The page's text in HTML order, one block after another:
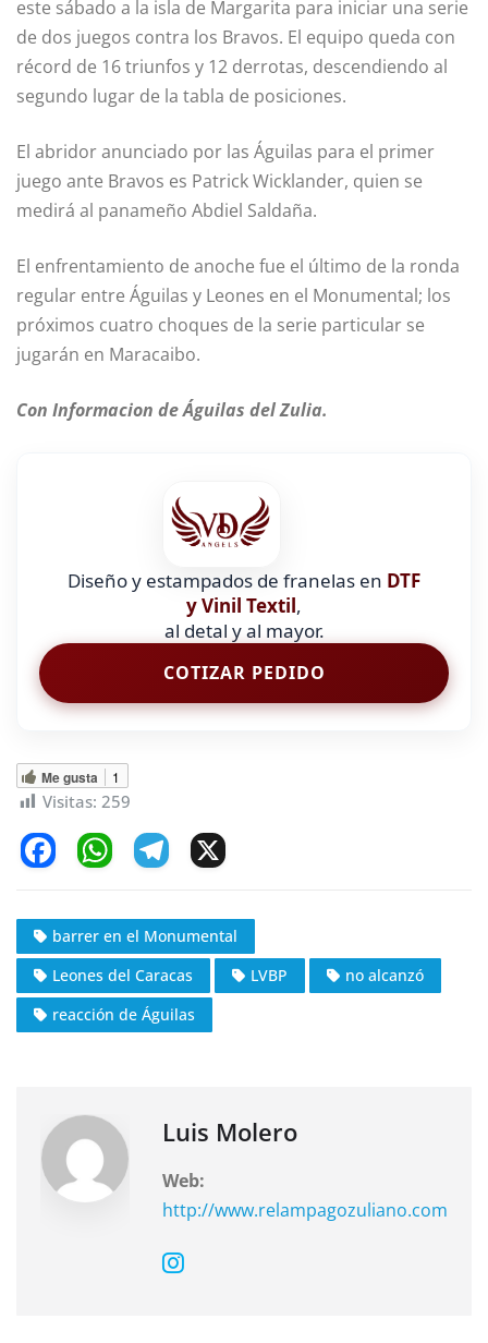
este sábado a la isla de Margarita para iniciar una serie
de dos juegos contra los Bravos. El equipo queda con
récord de 16 triunfos y 12 derrotas, descendiendo al
segundo lugar de la tabla de posiciones.
El abridor anunciado por las Águilas para el primer
juego ante Bravos es Patrick Wicklander, quien se
medirá al panameño Abdiel Saldaña.
El enfrentamiento de anoche fue el último de la ronda
regular entre Águilas y Leones en el Monumental; los
próximos cuatro choques de la serie particular se
jugarán en Maracaibo.
Con Informacion de Águilas del Zulia.
Diseño y estampados de franelas en DTF
y Vinil Textil,
al detal y al mayor.
COTIZAR PEDIDO
Me gusta 1
Visitas: 259
c
e
b
o
W
at
s
A
p
e
gr
a
m
barrer en el Monumental
Leones del Caracas
LVBP
no alcanzó
reacción de Águilas
Luis Molero
Web:
http://www.relampagozuliano.com